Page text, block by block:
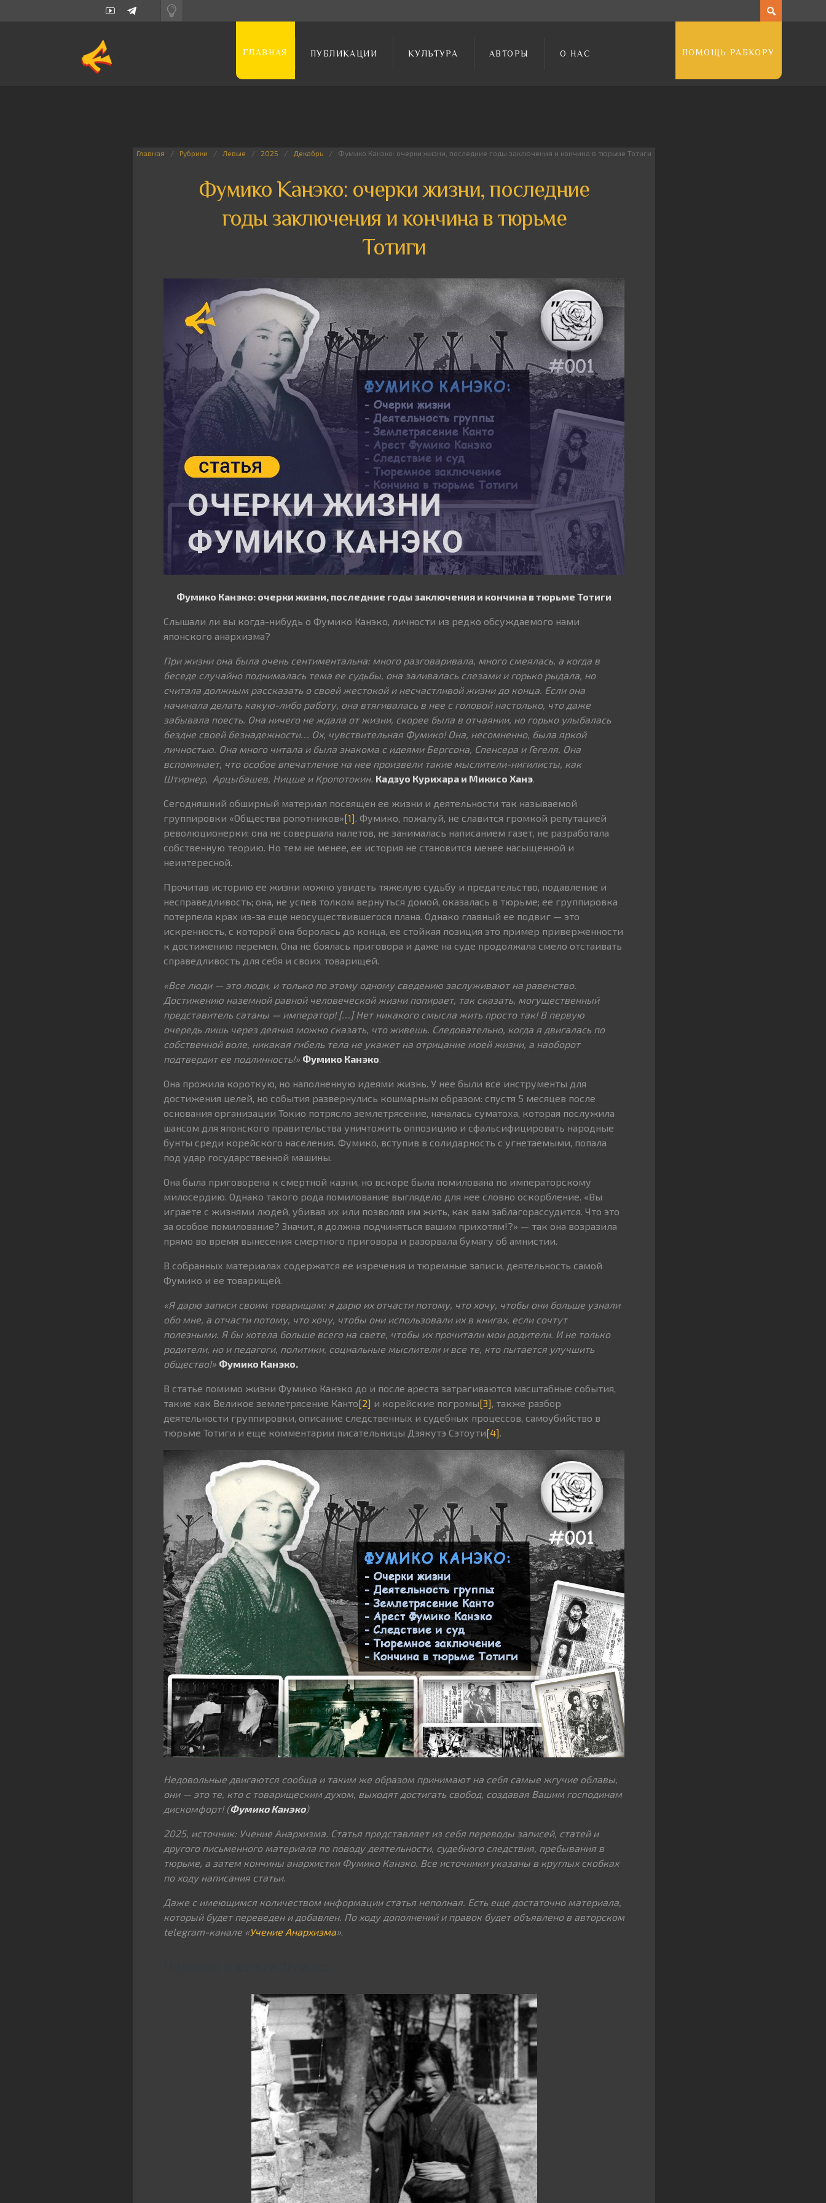
ГЛАВНАЯ ПУБЛИКАЦИИ КУЛЬТУРА АВТОРЫ О НАС ПОМОЩЬ РАБКОРУ
Главная Рубрики Левые 2025 Декабрь Фумико Канэко: очерки жизни, последние годы заключения и кончина в тюрьме Тотиги
Фумико Канэко: очерки жизни, последние
годы заключения и кончина в тюрьме
Тотиги
Фумико Канэко: очерки жизни, последние годы заключения и кончина в тюрьме Тотиги
Слышали ли вы когда-нибудь о Фумико Канэко, личности из редко обсуждаемого нами
японского анархизма?
При жизни она была очень сентиментальна: много разговаривала, много смеялась, а когда в
беседе случайно поднималась тема ее судьбы, она заливалась слезами и горько рыдала, но
считала должным рассказать о своей жестокой и несчастливой жизни до конца. Если она
начинала делать какую-либо работу, она втягивалась в нее с головой настолько, что даже
забывала поесть. Она ничего не ждала от жизни, скорее была в отчаянии, но горько улыбалась
бездне своей безнадежности… Ох, чувствительная Фумико! Она, несомненно, была яркой
личностью. Она много читала и была знакома с идеями Бергсона, Спенсера и Гегеля. Она
вспоминает, что особое впечатление на нее произвели такие мыслители-нигилисты, как
Штирнер, Арцыбашев, Ницше и Кропотокин. Кадзуо Курихара и Микисо Ханэ.
Сегодняшний обширный материал посвящен ее жизни и деятельности так называемой
группировки «Общества ропотников»[1]. Фумико, пожалуй, не славится громкой репутацией
революционерки: она не совершала налетов, не занималась написанием газет, не разработала
собственную теорию. Но тем не менее, ее история не становится менее насыщенной и
неинтересной.
Прочитав историю ее жизни можно увидеть тяжелую судьбу и предательство, подавление и
несправедливость; она, не успев толком вернуться домой, оказалась в тюрьме; ее группировка
потерпела крах из-за еще неосуществившегося плана. Однако главный ее подвиг — это
искренность, с которой она боролась до конца, ее стойкая позиция это пример приверженности
к достижению перемен. Она не боялась приговора и даже на суде продолжала смело отстаивать
справедливость для себя и своих товарищей.
«Все люди — это люди, и только по этому одному сведению заслуживают на равенство.
Достижению наземной равной человеческой жизни попирает, так сказать, могущественный
представитель сатаны — император! […] Нет никакого смысла жить просто так! В первую
очередь лишь через деяния можно сказать, что живешь. Следовательно, когда я двигалась по
собственной воле, никакая гибель тела не укажет на отрицание моей жизни, а наоборот
подтвердит ее подлинность!» Фумико Канэко.
Она прожила короткую, но наполненную идеями жизнь. У нее были все инструменты для
достижения целей, но события развернулись кошмарным образом: спустя 5 месяцев после
основания организации Токио потрясло землетрясение, началась суматоха, которая послужила
шансом для японского правительства уничтожить оппозицию и сфальсифицировать народные
бунты среди корейского населения. Фумико, вступив в солидарность с угнетаемыми, попала
под удар государственной машины.
Она была приговорена к смертной казни, но вскоре была помилована по императорскому
милосердию. Однако такого рода помилование выглядело для нее словно оскорбление. «Вы
играете с жизнями людей, убивая их или позволяя им жить, как вам заблагорассудится. Что это
за особое помилование? Значит, я должна подчиняться вашим прихотям!?» — так она возразила
прямо во время вынесения смертного приговора и разорвала бумагу об амнистии.
В собранных материалах содержатся ее изречения и тюремные записи, деятельность самой
Фумико и ее товарищей.
«Я дарю записи своим товарищам: я дарю их отчасти потому, что хочу, чтобы они больше узнали
обо мне, а отчасти потому, что хочу, чтобы они использовали их в книгах, если сочтут
полезными. Я бы хотела больше всего на свете, чтобы их прочитали мои родители. И не только
родители, но и педагоги, политики, социальные мыслители и все те, кто пытается улучшить
общество!» Фумико Канэко.
В статье помимо жизни Фумико Канэко до и после ареста затрагиваются масштабные события,
такие как Великое землетрясение Канто[2] и корейские погромы[3], также разбор
деятельности группировки, описание следственных и судебных процессов, самоубийство в
тюрьме Тотиги и еще комментарии писательницы Дзякутэ Сэтоути[4].
Недовольные двигаются сообща и таким же образом принимают на себя самые жгучие облавы,
они — это те, кто с товарищеским духом, выходят достигать свобод, создавая Вашим господинам
дискомфорт! (Фумико Канэко)
2025, источник: Учение Анархизма. Статья представляет из себя переводы записей, статей и
другого письменного материала по поводу деятельности, судебного следствия, пребывания в
тюрьме, а затем кончины анархистки Фумико Канэко. Все источники указаны в круглых скобках
по ходу написания статьи.
Даже с имеющимся количеством информации статья неполная. Есть еще достаточно материала,
который будет переведен и добавлен. По ходу дополнений и правок будет объявлено в авторском
telegram-канале «Учение Анархизма».